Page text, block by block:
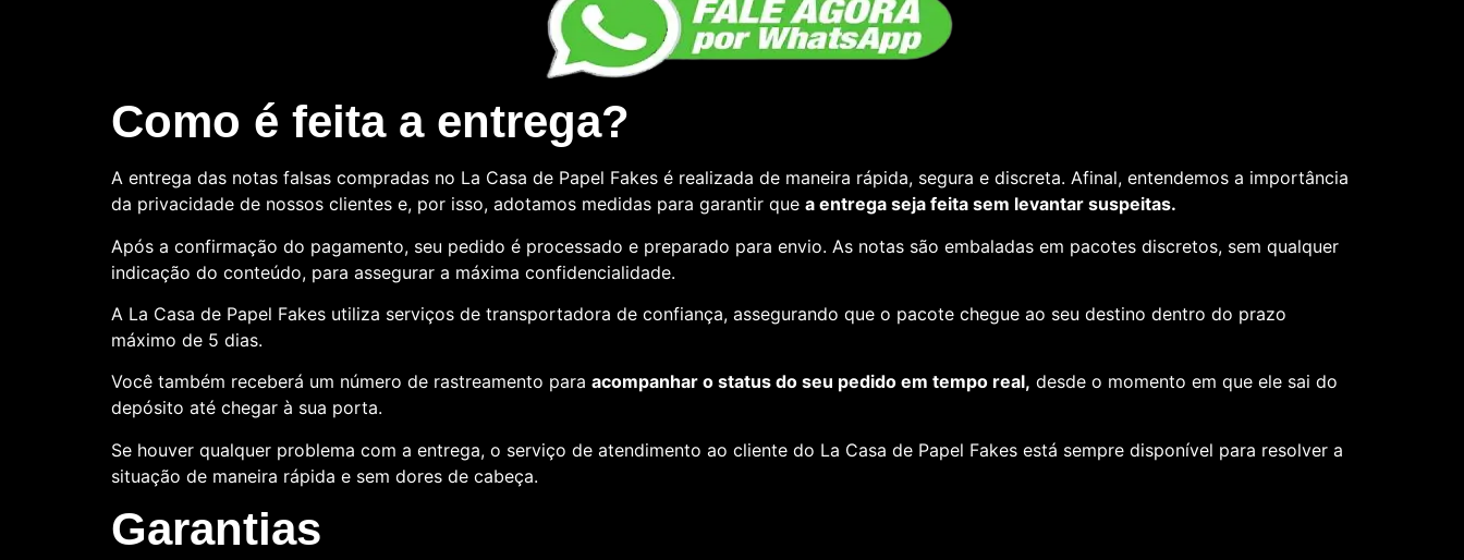
Como é feita a entrega?
A entrega das notas falsas compradas no La Casa de Papel Fakes é realizada de maneira rápida, segura e discreta. Afinal, entendemos a importância
da privacidade de nossos clientes e, por isso, adotamos medidas para garantir que a entrega seja feita sem levantar suspeitas.
Após a confirmação do pagamento, seu pedido é processado e preparado para envio. As notas são embaladas em pacotes discretos, sem qualquer
indicação do conteúdo, para assegurar a máxima confidencialidade.
A La Casa de Papel Fakes utiliza serviços de transportadora de confiança, assegurando que o pacote chegue ao seu destino dentro do prazo
máximo de 5 dias.
Você também receberá um número de rastreamento para acompanhar o status do seu pedido em tempo real, desde o momento em que ele sai do
depósito até chegar à sua porta.
Se houver qualquer problema com a entrega, o serviço de atendimento ao cliente do La Casa de Papel Fakes está sempre disponível para resolver a
situação de maneira rápida e sem dores de cabeça.
Garantias